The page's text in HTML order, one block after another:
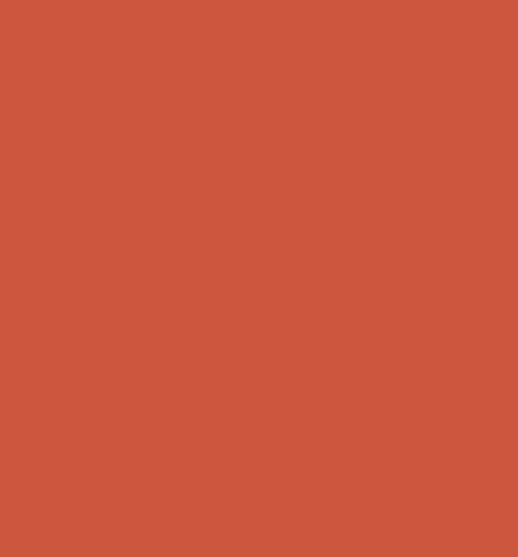
доначисление